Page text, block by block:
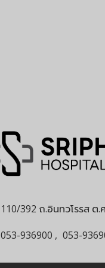
110/392 ถ.อินทวโรรส ต.
053-936900 , 053-